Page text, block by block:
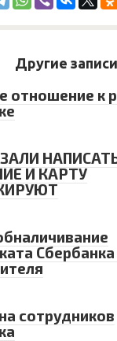
Другие записи
отношение к
И КАРТУ
Сбербанка
сотрудников